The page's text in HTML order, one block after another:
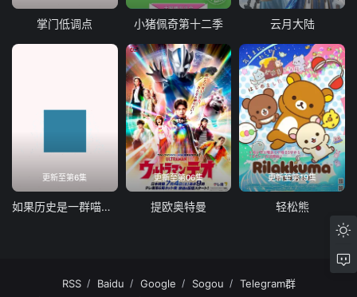
掌门低调点 小猪佩奇第十二季 云月大陆
更新至第6集
如果历史是一群喵第十三季
更新至第06集
提欧奥特曼
更新至第19集
轻松熊
RSS Baidu Google Sogou Telegram群